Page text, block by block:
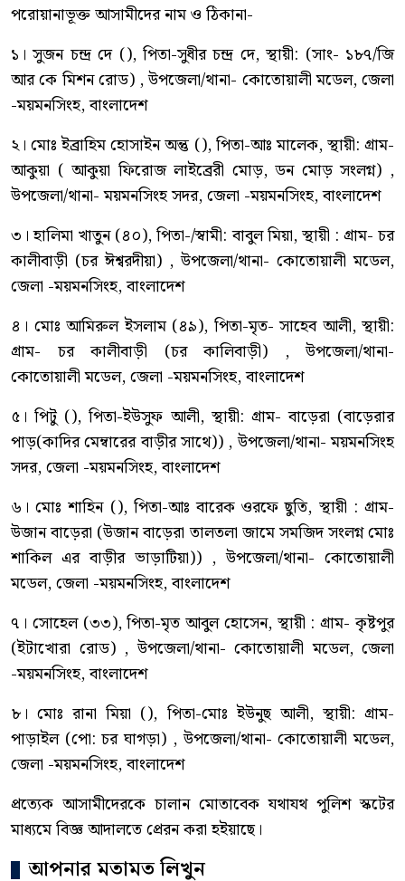
পরোয়ানাভূক্ত আসামীদের নাম ও ঠিকানা-
১। সুজন চন্দ্র দে (), পিতা-সুধীর চন্দ্র দে, স্থায়ী: (সাং- ১৮৭/জি
আর কে মিশন রোড) , উপজেলা/থানা- কোতোয়ালী মডেল, জেলা
-ময়মনসিংহ, বাংলাদেশ
২। মোঃ ইব্রাহিম হোসাইন অন্তু (), পিতা-আঃ মালেক, স্থায়ী: গ্রাম-
আকুয়া ( আকুয়া ফিরোজ লাইব্রেরী মোড়, ডন মোড় সংলগ্ন) ,
উপজেলা/থানা- ময়মনসিংহ সদর, জেলা -ময়মনসিংহ, বাংলাদেশ
৩। হালিমা খাতুন (৪০), পিতা-/স্বামী: বাবুল মিয়া, স্থায়ী : গ্রাম- চর
কালীবাড়ী (চর ঈশ্বরদীয়া) , উপজেলা/থানা- কোতোয়ালী মডেল,
জেলা -ময়মনসিংহ, বাংলাদেশ
৪। মোঃ আমিরুল ইসলাম (৪৯), পিতা-মৃত- সাহেব আলী, স্থায়ী:
গ্রাম- চর কালীবাড়ী (চর কালিবাড়ী) , উপজেলা/থানা-
কোতোয়ালী মডেল, জেলা -ময়মনসিংহ, বাংলাদেশ
৫। পিটু (), পিতা-ইউসুফ আলী, স্থায়ী: গ্রাম- বাড়েরা (বাড়েরার
পাড়(কাদির মেম্বারের বাড়ীর সাথে)) , উপজেলা/থানা- ময়মনসিংহ
সদর, জেলা -ময়মনসিংহ, বাংলাদেশ
৬। মোঃ শাহিন (), পিতা-আঃ বারেক ওরফে ছুতি, স্থায়ী : গ্রাম-
উজান বাড়েরা (উজান বাড়েরা তালতলা জামে সমজিদ সংলগ্ন মোঃ
শাকিল এর বাড়ীর ভাড়াটিয়া)) , উপজেলা/থানা- কোতোয়ালী
মডেল, জেলা -ময়মনসিংহ, বাংলাদেশ
৭। সোহেল (৩৩), পিতা-মৃত আবুল হোসেন, স্থায়ী : গ্রাম- কৃষ্টপুর
(ইটাখোরা রোড) , উপজেলা/থানা- কোতোয়ালী মডেল, জেলা
-ময়মনসিংহ, বাংলাদেশ
৮। মোঃ রানা মিয়া (), পিতা-মোঃ ইউনুছ আলী, স্থায়ী: গ্রাম-
পাড়াইল (পো: চর ঘাগড়া) , উপজেলা/থানা- কোতোয়ালী মডেল,
জেলা -ময়মনসিংহ, বাংলাদেশ
প্রত্যেক আসামীদেরকে চালান মোতাবেক যথাযথ পুলিশ স্কটের
মাধ্যমে বিজ্ঞ আদালতে প্রেরন করা হইয়াছে।
আপনার মতামত লিখুন